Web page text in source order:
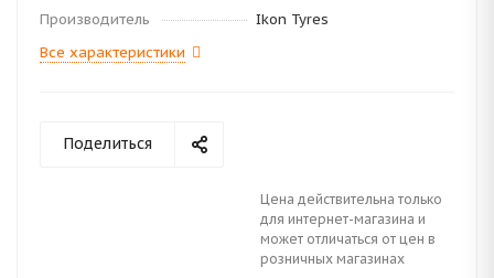
Производитель
Ikon Tyres
Все характеристики
Поделиться
Цена действительна только
для интернет-магазина и
может отличаться от цен в
розничных магазинах